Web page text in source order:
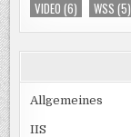
VIDEO (6) WSS (5)
Allgemeines
IIS